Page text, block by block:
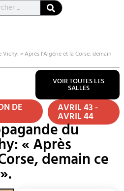
« Après l’Algérie et la Corse, demain
VOIR TOUTES LES
SALLES
DE AVRIL 43 -
AVRIL 44
du
« Après
demain ce